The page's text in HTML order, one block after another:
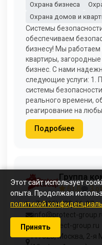
Охрана бизнеса
Охрана домов и
Системы
обеспечиваем
бизнесу! Мы
квартиры,
бизнес. С нами
следующие услуги: 1.
системы
реального времени,
реагирование на
Подробнее
Группа
61,0
3
+7 (495) 320-66-87
info@protect-
hr@protect-group.ru
117623, Москва, 2-я
Этот сайт использует
опыта. Продолжая
политикой
Принять